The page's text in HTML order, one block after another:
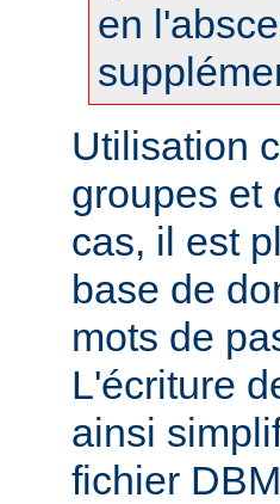
en
Utilisation
groupes et
cas, il est
base de
mots de
L'écriture
ainsi
fichier